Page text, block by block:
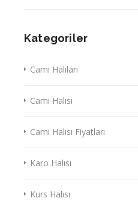
Kategoriler
Cami Halıları
Cami Halısı
Cami Halısı Fiyatları
Karo Halısı
Kurs Halısı